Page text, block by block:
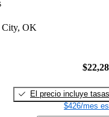
City, OK
El precio incluye tasas
$426/mes